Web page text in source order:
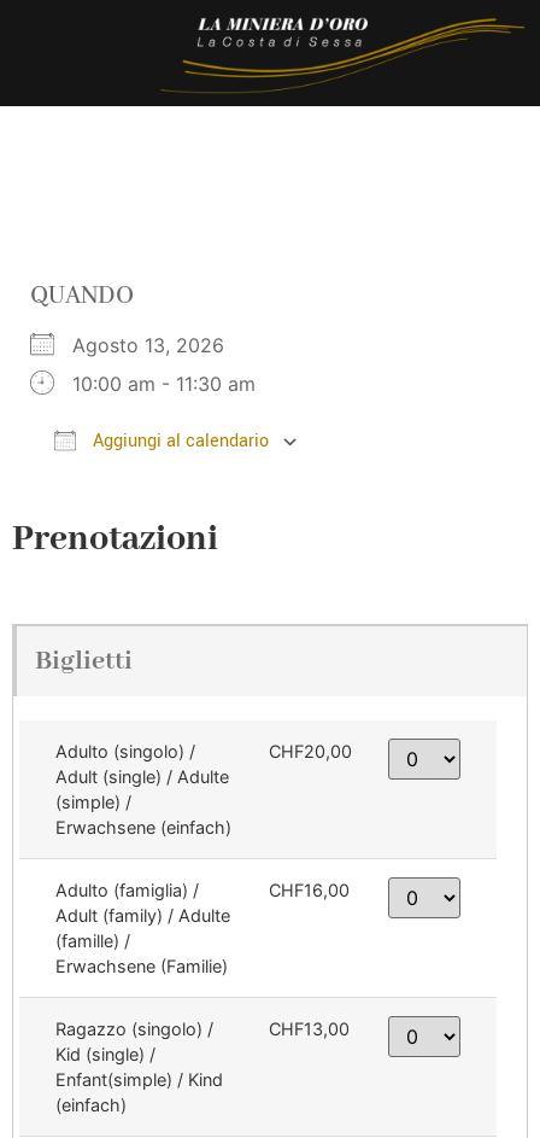
QUANDO
Agosto 13, 2026
10:00 am - 11:30 am
Aggiungi al calendario
Prenotazioni
Biglietti
Adulto (singolo) /
Adult (single) / Adulte
(simple) /
Erwachsene (einfach)
CHF20,00
Adulto (famiglia) /
Adult (family) / Adulte
(famille) /
Erwachsene (Familie)
CHF16,00
Ragazzo (singolo) /
Kid (single) /
Enfant(simple) / Kind
(einfach)
CHF13,00